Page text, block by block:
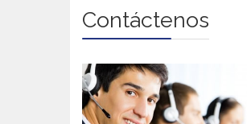
Contáctenos